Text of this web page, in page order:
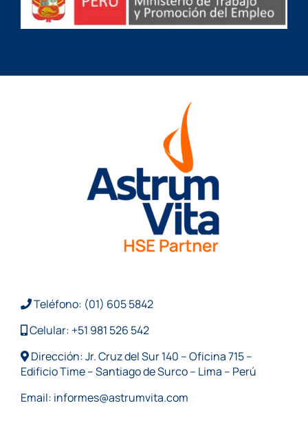
Teléfono: (01) 605 5842
Celular: +51 981 526 542
Dirección: Jr. Cruz del Sur 140 – Oficina 715 –
Edificio Time – Santiago de Surco – Lima – Perú
Email: informes@astrumvita.com